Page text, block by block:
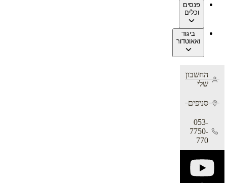
פנסים
וכלים
ביגוד
ואאוטדור
החשבון
שלי
סניפים
053-
7750-
770